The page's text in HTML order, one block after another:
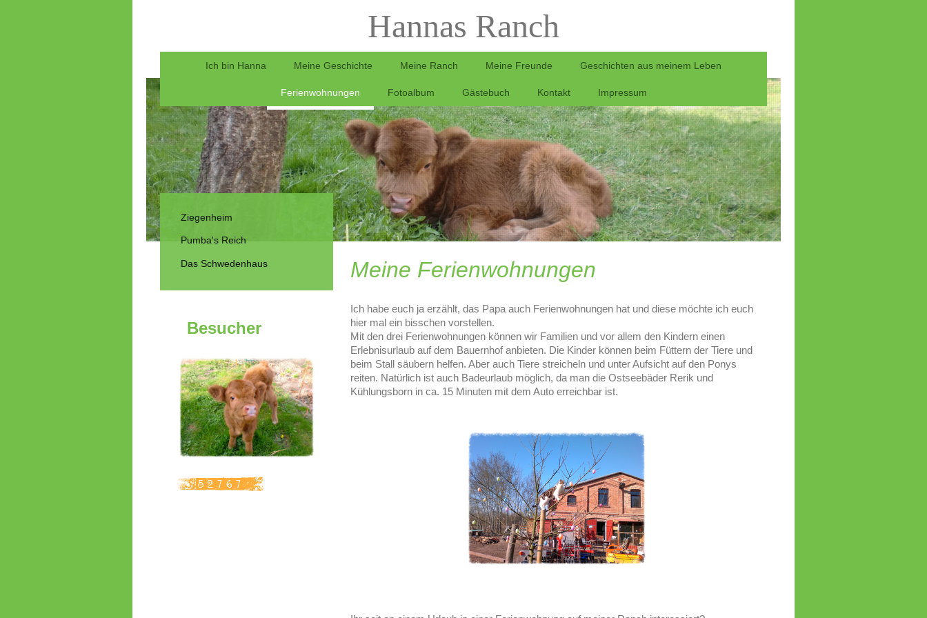
Hannas Ranch
Ich bin Hanna Meine Geschichte Meine Ranch Meine Freunde Geschichten aus meinem Leben
Ferienwohnungen Fotoalbum Gästebuch Kontakt Impressum
Meine Ferienwohnungen
Ich habe euch ja erzählt, das Papa auch Ferienwohnungen hat und diese möchte ich euch
hier mal ein bisschen vorstellen.
Mit den drei Ferienwohnungen können wir Familien und vor allem den Kindern einen
Erlebnisurlaub auf dem Bauernhof anbieten. Die Kinder können beim Füttern der Tiere und
beim Stall säubern helfen. Aber auch Tiere streicheln und unter Aufsicht auf den Ponys
reiten. Natürlich ist auch Badeurlaub möglich, da man die Ostseebäder Rerik und
Kühlungsborn in ca. 15 Minuten mit dem Auto erreichbar ist.
Ziegenheim
Pumba's Reich
Das Schwedenhaus
Besucher